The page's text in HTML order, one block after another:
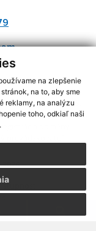
na zlepšenie
na to, aby sme
reklamy, na analýzu
toho, odkiaľ naši
s využitím RSS
stránok,web portál
registrácia domény